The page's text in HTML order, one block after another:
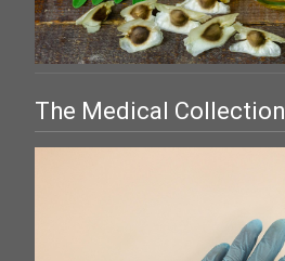
The Medical Collection